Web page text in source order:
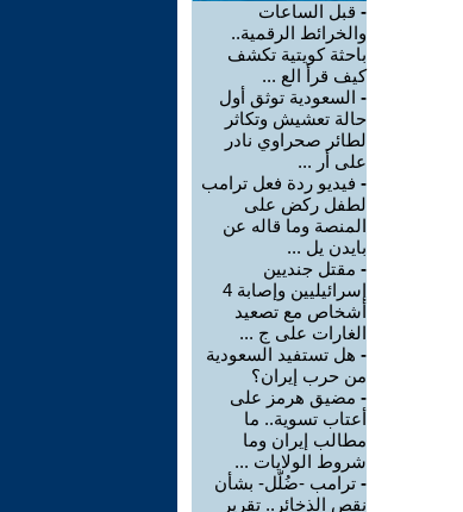
- قبل الساعات
والخرائط الرقمية..
باحثة كويتية تكشف
كيف قرأ الع ...
- السعودية توثق أول
حالة تعشيش وتكاثر
لطائر صحراوي نادر
على أر ...
- فيديو ردة فعل ترامب
لطفل ركض على
المنصة وما قاله عن
بايدن يل ...
- مقتل جنديين
إسرائيليين وإصابة 4
أشخاص مع تصعيد
الغارات على ج ...
- هل تستفيد السعودية
من حرب إيران؟
- مضيق هرمز على
أعتاب تسوية.. ما
مطالب إيران وما
شروط الولايات ...
- ترامب -ضُلّل- بشأن
نقص الذخائر.. تقرير